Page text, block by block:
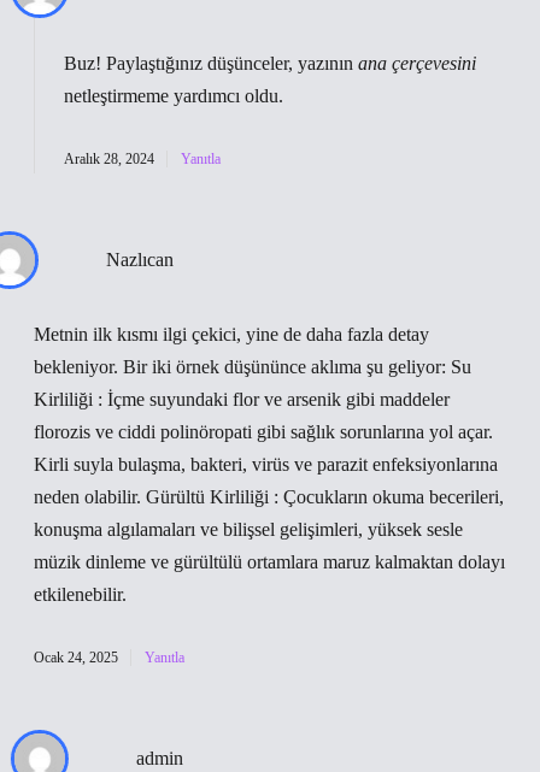
Buz! Paylaştığınız düşünceler, yazının ana çerçevesini
netleştirmeme yardımcı oldu.
Aralık 28, 2024 Yanıtla
Nazlıcan
Metnin ilk kısmı ilgi çekici, yine de daha fazla detay
bekleniyor. Bir iki örnek düşününce aklıma şu geliyor: Su
Kirliliği : İçme suyundaki flor ve arsenik gibi maddeler
florozis ve ciddi polinöropati gibi sağlık sorunlarına yol açar.
Kirli suyla bulaşma, bakteri, virüs ve parazit enfeksiyonlarına
neden olabilir. Gürültü Kirliliği : Çocukların okuma becerileri,
konuşma algılamaları ve bilişsel gelişimleri, yüksek sesle
müzik dinleme ve gürültülü ortamlara maruz kalmaktan dolayı
etkilenebilir.
Ocak 24, 2025 Yanıtla
admin